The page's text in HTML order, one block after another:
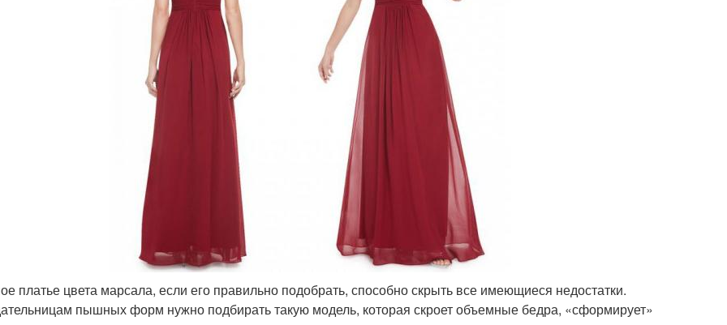
платье цвета марсала, если его правильно подобрать, способно скрыть все имеющиеся недостатки.
пышных форм нужно подбирать такую модель, которая скроет объемные бедра, «сформирует»